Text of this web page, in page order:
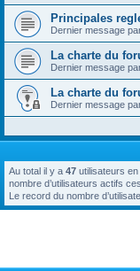
Principales
Dernier message
La charte du
Dernier message
La charte du
Dernier message
Au total il y a 47 utilisateurs
nombre d’utilisateurs actifs
Le record du nombre